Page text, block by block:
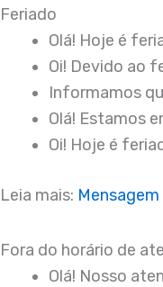
Feriado
Olá! Hoje é
Oi! Devido ao
Informamos
Olá! Estamos
Oi! Hoje é
Leia mais:
Fora do horário de
Olá! Nosso